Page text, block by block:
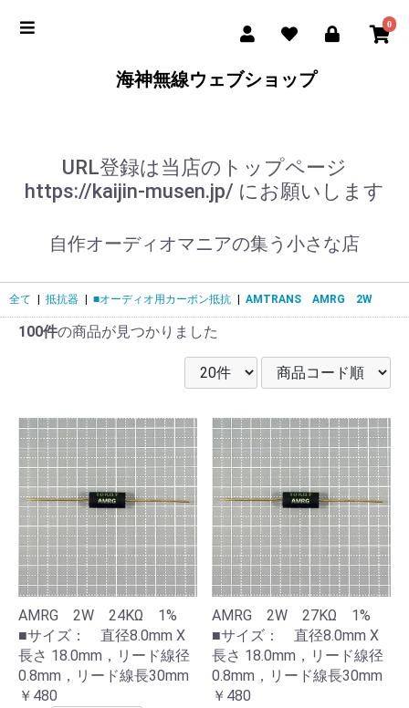
0
海神無線ウェブショップ
URL登録は当店のトップページ
https://kaijin-musen.jp/ にお願いします
自作オーディオマニアの集う小さな店
全て 抵抗器 ■オーディオ用カーボン抵抗 AMTRANS AMRG 2W
100件の商品が見つかりました
AMRG 2W 24KΩ 1%
■サイズ： 直径8.0mm X
長さ 18.0mm，リード線径
0.8mm，リード線長30mm
￥480
AMRG 2W 27KΩ 1%
■サイズ： 直径8.0mm X
長さ 18.0mm，リード線径
0.8mm，リード線長30mm
￥480